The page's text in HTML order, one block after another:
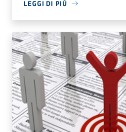
LEGGI DI PIÙ